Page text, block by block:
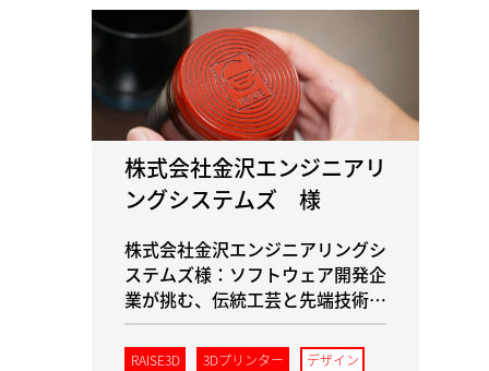
株式会社金沢エンジニアリ
ングシステムズ 様
株式会社金沢エンジニアリングシ
ステムズ様：ソフトウェア開発企
業が挑む、伝統工芸と先端技術の
融合。Raise3Dが拓いた「自分た
ちの欲しいモノをつくる」未来
RAISE3D 3Dプリンター デザイン